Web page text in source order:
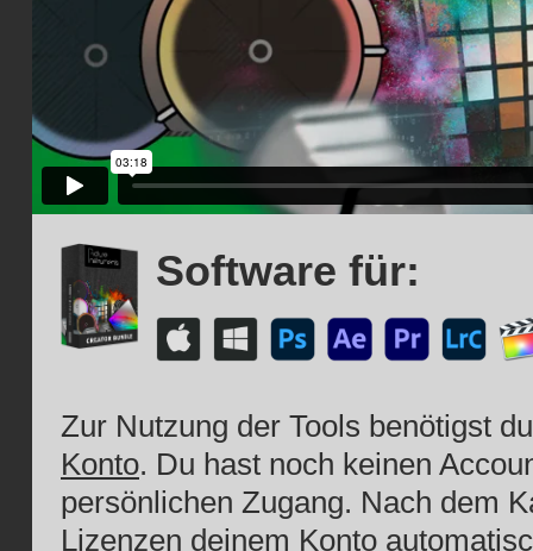
Software für:
Zur Nutzung der Tools benötigst
Konto. Du hast noch keinen
persönlichen Zugang. Nach dem
Lizenzen deinem Konto